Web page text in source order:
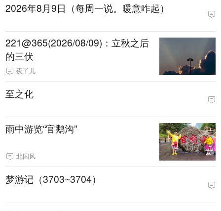
2026年8月9日（每周一说。暖意咋起）
221@365(2026/08/09)：立秋之后
的三伏
夜丫儿
至之化
雨中游览“官鹅沟”
北国风
梦游记（3703~3704）